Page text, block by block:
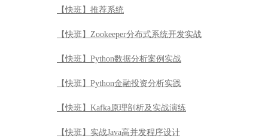
【快班】推荐系统
【快班】Zookeeper分布式系统开发实战
【快班】Python数据分析案例实战
【快班】Python金融投资分析实践
【快班】Kafka原理剖析及实战演练
【快班】实战Java高并发程序设计